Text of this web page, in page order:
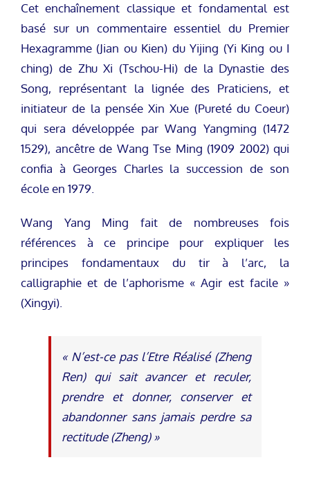
Cet enchaînement classique et fondamental est
basé sur un commentaire essentiel du Premier
Hexagramme (Jian ou Kien) du Yijing (Yi King ou I
ching) de Zhu Xi (Tschou-Hi) de la Dynastie des
Song, représentant la lignée des Praticiens, et
initiateur de la pensée Xin Xue (Pureté du Coeur)
qui sera développée par Wang Yangming (1472
1529), ancêtre de Wang Tse Ming (1909 2002) qui
confia à Georges Charles la succession de son
école en 1979.
Wang Yang Ming fait de nombreuses fois
références à ce principe pour expliquer les
principes fondamentaux du tir à l’arc, la
calligraphie et de l’aphorisme « Agir est facile »
(Xingyi).
« N’est-ce pas l’Etre Réalisé (Zheng
Ren) qui sait avancer et reculer,
prendre et donner, conserver et
abandonner sans jamais perdre sa
rectitude (Zheng) »